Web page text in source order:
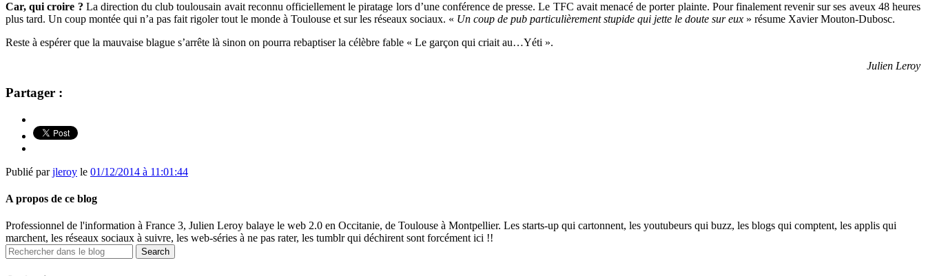
Car, qui croire ? La direction du club toulousain avait reconnu officiellement le piratage lors d’une conférence de presse. Le TFC avait menacé de porter plainte. Pour finalement revenir sur ses aveux 48 heures
plus tard. Un coup montée qui n’a pas fait rigoler tout le monde à Toulouse et sur les réseaux sociaux. « Un coup de pub particulièrement stupide qui jette le doute sur eux » résume Xavier Mouton-Dubosc.
Reste à espérer que la mauvaise blague s’arrête là sinon on pourra rebaptiser la célèbre fable « Le garçon qui criait au…Yéti ».
Julien Leroy
Partager :
Publié parjleroy le 01/12/2014 à 11:01:44
A propos de ce blog
Professionnel de l'information à France 3, Julien Leroy balaye le web 2.0 en Occitanie, de Toulouse à Montpellier. Les starts-up qui cartonnent, les youtubeurs qui buzz, les blogs qui comptent, les applis qui
marchent, les réseaux sociaux à suivre, les web-séries à ne pas rater, les tumblr qui déchirent sont forcément ici !!